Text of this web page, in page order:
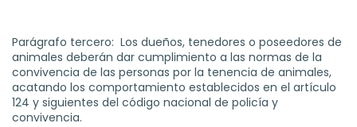
Parágrafo tercero: Los dueños, tenedores o poseedores de
animales deberán dar cumplimiento a las normas de la
convivencia de las personas por la tenencia de animales,
acatando los comportamiento establecidos en el artículo
124 y siguientes del código nacional de policía y
convivencia.